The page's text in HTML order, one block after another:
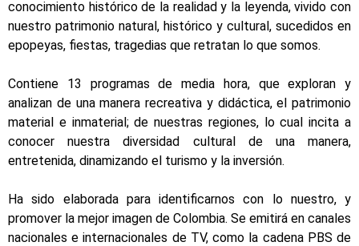
conocimiento histórico de la realidad y la leyenda, vivido con
nuestro patrimonio natural, histórico y cultural, sucedidos en
epopeyas, fiestas, tragedias que retratan lo que somos.
Contiene 13 programas de media hora, que exploran y
analizan de una manera recreativa y didáctica, el patrimonio
material e inmaterial; de nuestras regiones, lo cual incita a
conocer nuestra diversidad cultural de una manera,
entretenida, dinamizando el turismo y la inversión.
Ha sido elaborada para identificarnos con lo nuestro, y
promover la mejor imagen de Colombia. Se emitirá en canales
nacionales e internacionales de TV, como la cadena PBS de